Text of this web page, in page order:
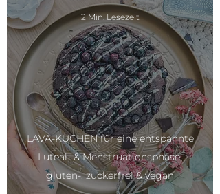
LAVA-KUCHEN für eine entspannte
Luteal- & Menstruationsphase,
gluten-, zuckerfrei & vegan
2 Min. Lesezeit